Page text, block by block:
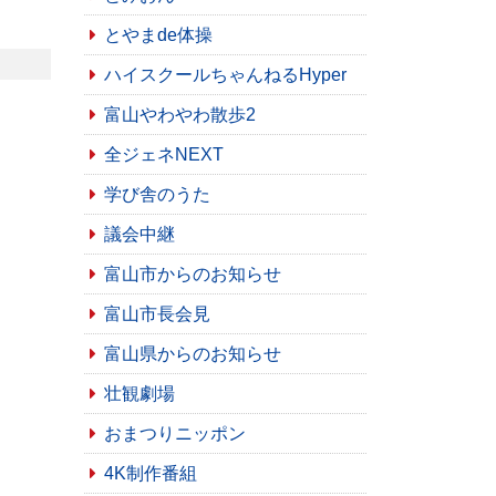
とやまde体操
ハイスクールちゃんねるHyper
富山やわやわ散歩2
全ジェネNEXT
学び舎のうた
議会中継
富山市からのお知らせ
富山市長会見
富山県からのお知らせ
壮観劇場
おまつりニッポン
4K制作番組